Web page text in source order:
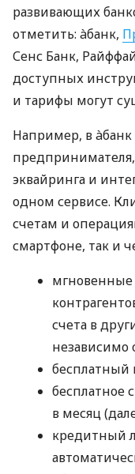
развивающих
отметить: àбанк,
Сенс Банк,
доступных
и тарифы могут
Например, в
эквайринга и
одном сервисе.
счетам и
смартфоне, так и
мгновенные
счета в
независимо
бесплатный
бесплатное
в месяц
кредитный